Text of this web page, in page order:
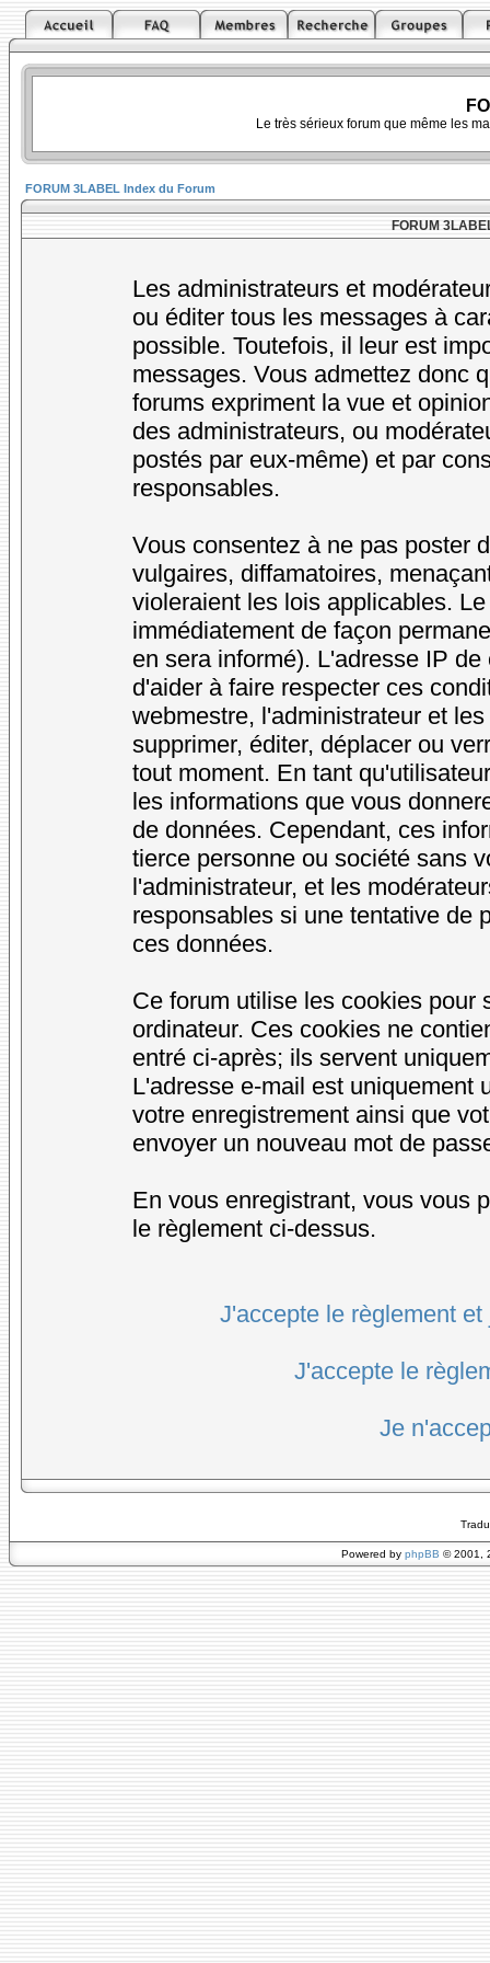
Le très sérieux forum que même les
FORUM 3LABEL Index du Forum
FORUM
Les administrateurs et
ou éditer tous les messages à
possible. Toutefois, il leur est
messages. Vous admettez donc
forums expriment la vue et
des administrateurs, ou
postés par eux-même) et par
responsables.
Vous consentez à ne pas poster
vulgaires, diffamatoires,
violeraient les lois applicables.
immédiatement de façon
en sera informé). L'adresse IP
d'aider à faire respecter ces
webmestre, l'administrateur et
supprimer, éditer, déplacer ou
tout moment. En tant
les informations que vous
de données. Cependant, ces
tierce personne ou société sans
l'administrateur, et les
responsables si une tentative de
ces données.
Ce forum utilise les cookies pour
ordinateur. Ces cookies ne
entré ci-après; ils servent
L'adresse e-mail est uniquement
votre enregistrement ainsi que
envoyer un nouveau mot de
En vous enregistrant, vous vous
le règlement ci-dessus.
J'accepte le règlement
J'accepte le
Je
Powered by phpBB © 2001,